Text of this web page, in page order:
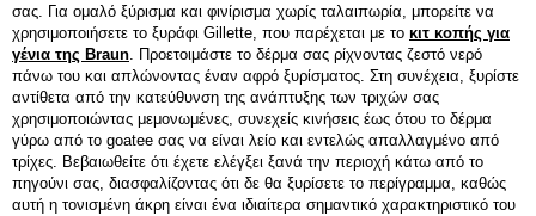
σας. Για ομαλό ξύρισμα και φινίρισμα χωρίς ταλαιπωρία, μπορείτε να
χρησιμοποιήσετε το ξυράφι Gillette, που παρέχεται με το κιτ κοπής για
γένια της Braun. Προετοιμάστε το δέρμα σας ρίχνοντας ζεστό νερό
πάνω του και απλώνοντας έναν αφρό ξυρίσματος. Στη συνέχεια, ξυρίστε
αντίθετα από την κατεύθυνση της ανάπτυξης των τριχών σας
χρησιμοποιώντας μεμονωμένες, συνεχείς κινήσεις έως ότου το δέρμα
γύρω από το goatee σας να είναι λείο και εντελώς απαλλαγμένο από
τρίχες. Βεβαιωθείτε ότι έχετε ελέγξει ξανά την περιοχή κάτω από το
πηγούνι σας, διασφαλίζοντας ότι δε θα ξυρίσετε το περίγραμμα, καθώς
αυτή η τονισμένη άκρη είναι ένα ιδιαίτερα σημαντικό χαρακτηριστικό του